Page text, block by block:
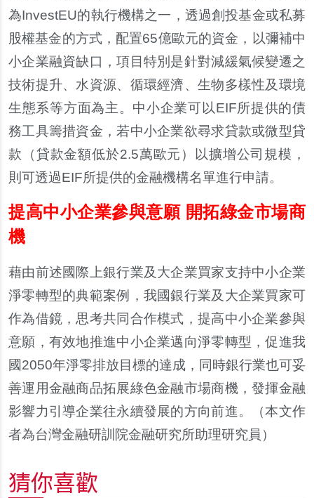
為InvestEU的執行機構之一，透過創投基金或私募
股權基金的方式，配置65億歐元的資金，以彌補中
小企業融資缺口，項目特別是針對減緩氣候變遷之
技術提升、水資源、循環經濟、生物多樣性及環境
生態系等方面為主。中小企業可以EIF所提供的債
務工具籌措資金，若中小企業欲尋求貸款或微型貸
款（貸款金額低於2.5萬歐元）以擴增公司規模，
則可透過EIF所提供的金融機構名單進行申請。
提高中小企業參與意願 開拓綠金市場商
機
藉由前述國際上銀行業及大企業買家支持中小企業
淨零轉型的典範案例，我國銀行業及大企業買家可
作為借鏡，思考共同合作模式，提高中小企業參與
意願，有效地推進中小企業邁向淨零轉型，促進我
國2050年淨零排放目標的達成，同時銀行業也可妥
善運用金融商品拓展綠色金融市場商機，發揮金融
影響力引導企業往永續發展的方向前進。
（本文作
者為台灣金融研訓院金融研究所助理研究員 ）
猜你喜歡